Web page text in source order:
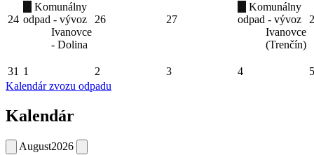
24
Komunálny
odpad - vývoz
Ivanovce
- Dolina
26 27
Komunálny
odpad - vývoz
Ivanovce
(Trenčín)
31 1 2 3 4
5
Kalendár zvozu odpadu
Kalendár
August2026